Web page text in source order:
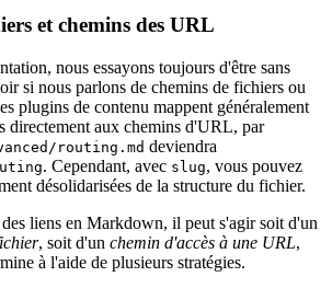
et chemins des URL
nous essayons toujours d'être sans
si nous parlons de chemins de fichiers ou
plugins de contenu mappent généralement
directement aux chemins d'URL, par
routing.md deviendra
. Cependant, avec slug, vous pouvez
désolidarisées de la structure du fichier.
liens en Markdown, il peut s'agir soit d'un
, soit d'un chemin d'accès à une URL,
à l'aide de plusieurs stratégies.